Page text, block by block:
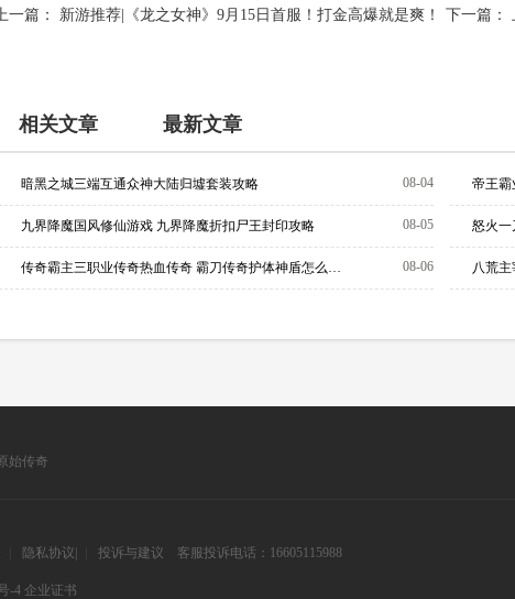
一篇： 新游推荐|《龙之女神》9月15日首服！打金高爆就是爽！ 下一篇：
相关文章 最新文章
08-04
暗黑之城三端互通众神大陆归墟套装攻略 帝王霸
08-05
九界降魔国风修仙游戏 九界降魔折扣尸王封印攻略
08-06
传奇霸主三职业传奇热血传奇 霸刀传奇护体神盾怎么学？
始传奇
隐私协议 投诉与建议 客服投诉电话：16605115988
-4 企业证书